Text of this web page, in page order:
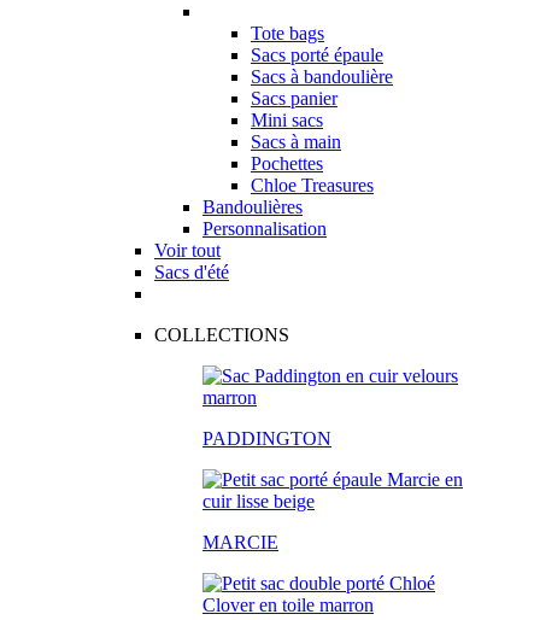
Tote bags
Sacs porté épaule
Sacs à bandoulière
Sacs panier
Mini sacs
Sacs à main
Pochettes
Chloe Treasures
Bandoulières
Personnalisation
Voir tout
Sacs d'été
COLLECTIONS
PADDINGTON
MARCIE